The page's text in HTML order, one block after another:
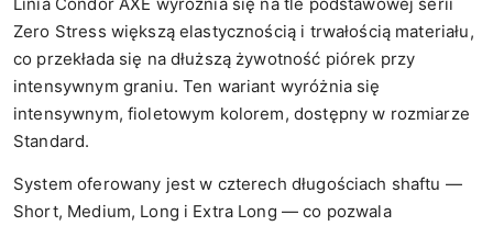
Zero Stress większą elastycznością i trwałością materiału,
co przekłada się na dłuższą żywotność piórek przy
intensywnym graniu. Ten wariant wyróżnia się
intensywnym, fioletowym kolorem, dostępny w rozmiarze
Standard.
System oferowany jest w czterech długościach shaftu —
Short, Medium, Long i Extra Long — co pozwala